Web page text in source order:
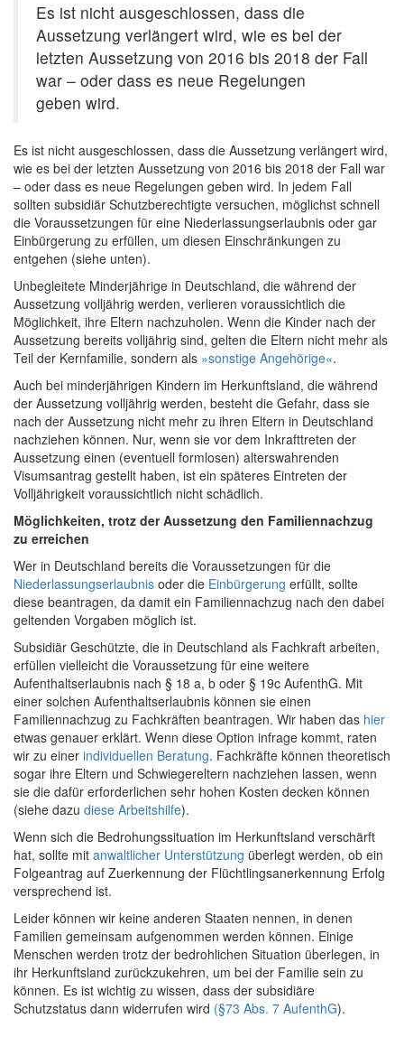
Es ist nicht ausgeschlossen, dass die
Aussetzung verlängert wird, wie es bei der
letzten Aussetzung von 2016 bis 2018 der Fall
war – oder dass es neue Regelungen
geben wird.
Es ist nicht ausgeschlossen, dass die Aussetzung verlängert wird,
wie es bei der letzten Aussetzung von 2016 bis 2018 der Fall war
– oder dass es neue Regelungen geben wird. In jedem Fall
sollten subsidiär Schutzberechtigte versuchen, möglichst schnell
die Voraussetzungen für eine Niederlassungserlaubnis oder gar
Einbürgerung zu erfüllen, um diesen Einschränkungen zu
entgehen (siehe unten).
Unbegleitete Minderjährige in Deutschland, die während der
Aussetzung volljährig werden, verlieren voraussichtlich die
Möglichkeit, ihre Eltern nachzuholen. Wenn die Kinder nach der
Aussetzung bereits volljährig sind, gelten die Eltern nicht mehr als
Teil der Kernfamilie, sondern als »sonstige Angehörige«.
Auch bei minderjährigen Kindern im Herkunftsland, die während
der Aussetzung volljährig werden, besteht die Gefahr, dass sie
nach der Aussetzung nicht mehr zu ihren Eltern in Deutschland
nachziehen können. Nur, wenn sie vor dem Inkrafttreten der
Aussetzung einen (eventuell formlosen) alterswahrenden
Visumsantrag gestellt haben, ist ein späteres Eintreten der
Volljährigkeit voraussichtlich nicht schädlich.
Möglichkeiten, trotz der Aussetzung den Familiennachzug
zu erreichen
Wer in Deutschland bereits die Voraussetzungen für die
Niederlassungserlaubnis oder die Einbürgerung erfüllt, sollte
diese beantragen, da damit ein Familiennachzug nach den dabei
geltenden Vorgaben möglich ist.
Subsidiär Geschützte, die in Deutschland als Fachkraft arbeiten,
erfüllen vielleicht die Voraussetzung für eine weitere
Aufenthaltserlaubnis nach § 18 a, b oder § 19c AufenthG. Mit
einer solchen Aufenthaltserlaubnis können sie einen
Familiennachzug zu Fachkräften beantragen. Wir haben das hier
etwas genauer erklärt. Wenn diese Option infrage kommt, raten
wir zu einer individuellen Beratung. Fachkräfte können theoretisch
sogar ihre Eltern und Schwiegereltern nachziehen lassen, wenn
sie die dafür erforderlichen sehr hohen Kosten decken können
(siehe dazu diese Arbeitshilfe).
Wenn sich die Bedrohungssituation im Herkunftsland verschärft
hat, sollte mit anwaltlicher Unterstützung überlegt werden, ob ein
Folgeantrag auf Zuerkennung der Flüchtlingsanerkennung Erfolg
versprechend ist.
Leider können wir keine anderen Staaten nennen, in denen
Familien gemeinsam aufgenommen werden können. Einige
Menschen werden trotz der bedrohlichen Situation überlegen, in
ihr Herkunftsland zurückzukehren, um bei der Familie sein zu
können. Es ist wichtig zu wissen, dass der subsidiäre
Schutzstatus dann widerrufen wird (§73 Abs. 7 AufenthG).